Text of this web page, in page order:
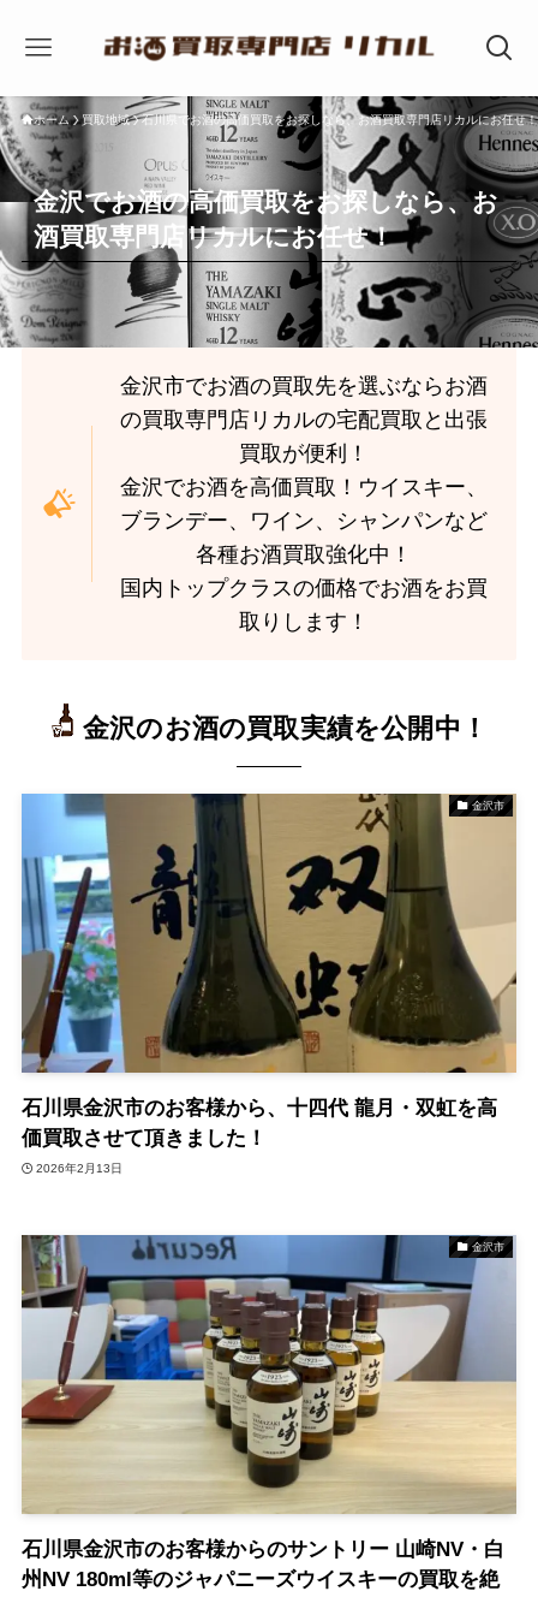
ホーム 買取地域 石川県でお酒の高価買取をお探しなら、お酒買取専門店リカルにお任せ！
金沢でお酒の高価買取をお探しなら、お
酒買取専門店リカルにお任せ！
金沢市でお酒の買取先を選ぶならお酒
の買取専門店リカルの宅配買取と出張
買取が便利！
金沢でお酒を高価買取！ウイスキー、
ブランデー、ワイン、シャンパンなど
各種お酒買取強化中！
国内トップクラスの価格でお酒をお買
取りします！
金沢のお酒の買取実績を公開中！
金沢市
石川県金沢市のお客様から、十四代 龍月・双虹を高
価買取させて頂きました！
2026年2月13日
金沢市
石川県金沢市のお客様からのサントリー 山崎NV・白
州NV 180ml等のジャパニーズウイスキーの買取を絶